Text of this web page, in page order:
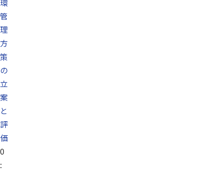
環
管
理
方
策
の
立
案
と
評
価
0
: